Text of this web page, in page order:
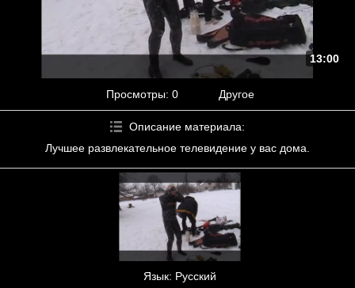
13:00
Просмотры: 0 Другое
Описание материала:
Лучшее развлекательное телевидение у вас дома.
Язык: Русский